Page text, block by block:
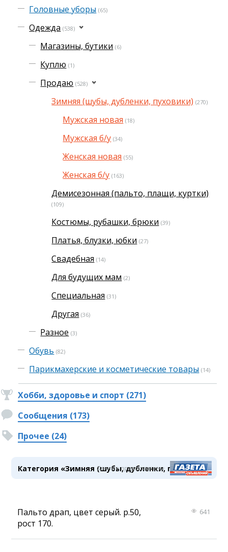
Головные уборы (65)
Одежда (538)
Магазины, бутики (6)
Куплю (1)
Продаю (528)
Зимняя (шубы, дубленки, пуховики) (270)
Мужская новая (18)
Мужская б/у (34)
Женская новая (55)
Женская б/у (163)
Демисезонная (пальто, плащи, куртки)
(109)
Костюмы, рубашки, брюки (39)
Платья, блузки, юбки (27)
Свадебная (14)
Для будущих мам (2)
Специальная (31)
Другая (36)
Разное (3)
Обувь (82)
Парикмахерские и косметические товары (14)
Хобби, здоровье и спорт (271)
Сообщения (173)
Прочее (24)
Категория «Зимняя (шубы, дубленки, пуховики)»
Данные предоставлены
Пальто драп, цвет серый. р.50,
рост 170.
641